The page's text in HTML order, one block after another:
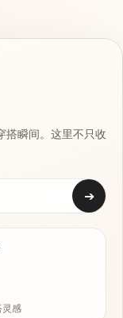
搭瞬间。这里不只收
➔
灵感